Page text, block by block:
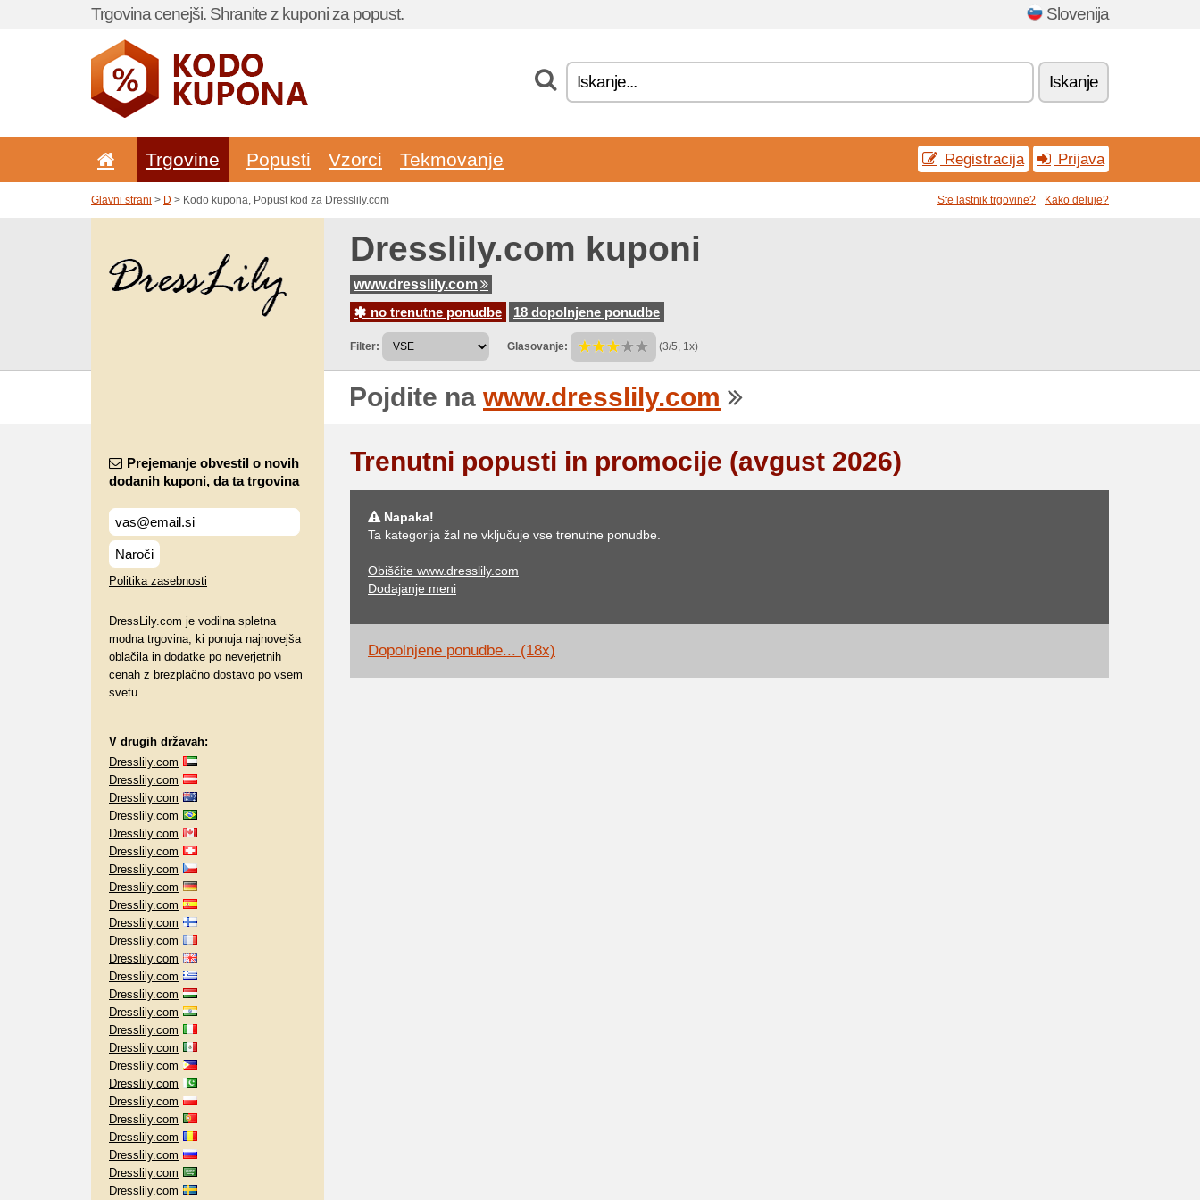
Trgovina cenejši. Shranite z kuponi za popust. Slovenija
Iskanje
Trgovine Popusti Vzorci Tekmovanje Registracija Prijava
Glavni strani > D > Kodo kupona, Popust kod za Dresslily.com Ste lastnik trgovine? Kako deluje?
Dresslily.com kuponi
www.dresslily.com
no trenutne ponudbe
18 dopolnjene ponudbe
Filter: Glasovanje: (3/5, 1x)
Pojdite na www.dresslily.com
Prejemanje obvestil o novih
dodanih kuponi, da ta trgovina
Naroči
Politika zasebnosti
DressLily.com je vodilna spletna
modna trgovina, ki ponuja najnovejša
oblačila in dodatke po neverjetnih
cenah z brezplačno dostavo po vsem
svetu.
V drugih državah:
Dresslily.com
Dresslily.com
Dresslily.com
Dresslily.com
Dresslily.com
Dresslily.com
Dresslily.com
Dresslily.com
Dresslily.com
Dresslily.com
Dresslily.com
Dresslily.com
Dresslily.com
Dresslily.com
Dresslily.com
Dresslily.com
Dresslily.com
Dresslily.com
Dresslily.com
Dresslily.com
Dresslily.com
Dresslily.com
Dresslily.com
Dresslily.com
Dresslily.com
Trenutni popusti in promocije (avgust 2026)
Napaka!
Ta kategorija žal ne vključuje vse trenutne ponudbe.
Obiščite www.dresslily.com
Dodajanje meni
Dopolnjene ponudbe... (18x)